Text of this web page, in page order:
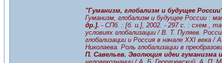
"Гуманизм, глобализм и будущее
Гуманизм, глобализм и будущее России :
др.]. - СПб. : [б. и.], 2002. - 297 с. : схем.,
условиях глобализации / В. Т. Пуляев.
глобализации и Россия в начале XXI века
Николаева. Роль глобализации в
П. Савельев. Эволюция идеи гуманизма